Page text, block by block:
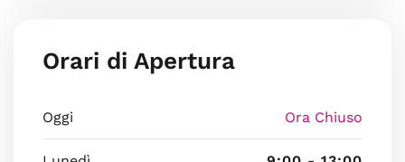
Orari di Apertura
Oggi Ora Chiuso